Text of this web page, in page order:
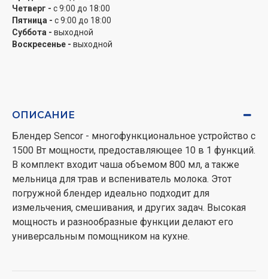
Четверг - с 9:00 до 18:00
Пятница - с 9:00 до 18:00
Суббота - выходной
Воскресенье - выходной
ОПИСАНИЕ
Блендер Sencor - многофункциональное устройство с
1500 Вт мощности, предоставляющее 10 в 1 функций.
В комплект входит чаша объемом 800 мл, а также
мельница для трав и вспениватель молока. Этот
погружной блендер идеально подходит для
измельчения, смешивания, и других задач. Высокая
мощность и разнообразные функции делают его
универсальным помощником на кухне.